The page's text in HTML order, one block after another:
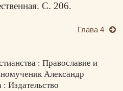
С. 206.
Глава 4
: Православие и
Александр
Издательство